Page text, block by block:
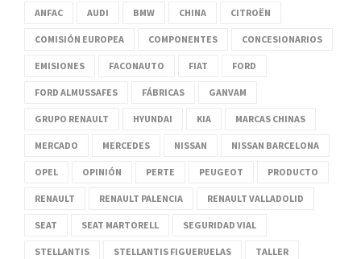
ANFAC AUDI BMW CHINA CITROËN
COMISIÓN EUROPEA COMPONENTES CONCESIONARIOS
EMISIONES FACONAUTO FIAT FORD
FORD ALMUSSAFES FÁBRICAS GANVAM
GRUPO RENAULT HYUNDAI KIA MARCAS CHINAS
MERCADO MERCEDES NISSAN NISSAN BARCELONA
OPEL OPINIÓN PERTE PEUGEOT PRODUCTO
RENAULT RENAULT PALENCIA RENAULT VALLADOLID
SEAT SEAT MARTORELL SEGURIDAD VIAL
STELLANTIS STELLANTIS FIGUERUELAS TALLER